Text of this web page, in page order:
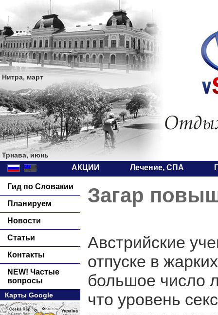
Нитра, март
Трнава, июнь
АКЦИИ Лечение, СПА
Гид по Словакии
Планируем
Новости
Статьи
Контакты
NEW! Частые
вопросы
Карты Google
Загар
Австрийские
отпуске в
большое число
что уровень